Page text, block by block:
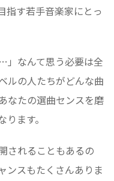
指す若手音楽家にとっ
」なんて思う必要は全
ルの人たちがどんな曲
なたの選曲センスを磨
ます。
されることもあるの
ンスもたくさんありま